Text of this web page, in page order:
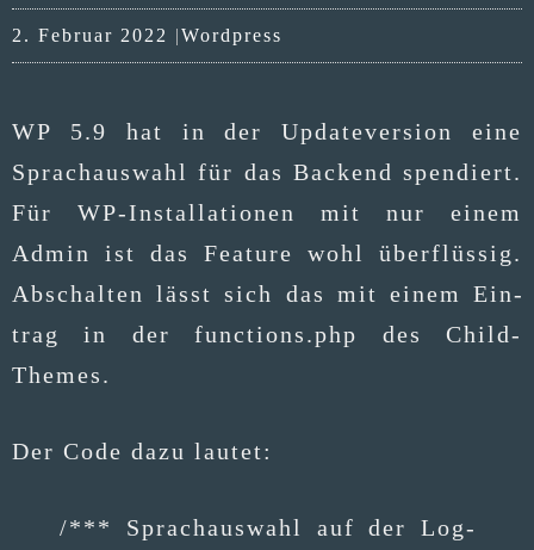
2. Februar 2022 Kategorien
Wordpress
WP 5.9 hat in der Update­ver­si­on eine
Sprach­aus­wahl für das Backend spen­diert.
Für WP-Instal­la­tio­nen mit nur einem
Admin ist das Fea­ture wohl über­flüs­sig.
Abschal­ten lässt sich das mit einem Ein­
trag in der functions.php des Child-
Themes.
Der Code dazu lautet:
/*** Sprach­aus­wahl auf der Log­